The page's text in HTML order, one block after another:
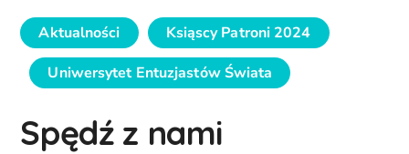
Aktualności
Ksiąscy Patroni 2024
Uniwersytet Entuzjastów Świata
Spędź z nami